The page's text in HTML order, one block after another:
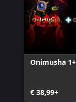
Onimusha
€ 38,99+